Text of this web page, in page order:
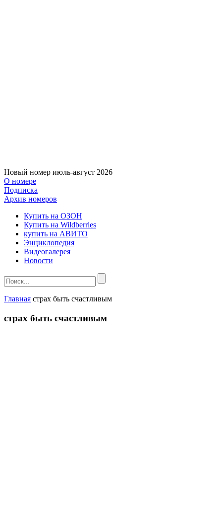
Новый номер июль-август 2026
О номере
Подписка
Архив номеров
Купить на ОЗОН
Купить на Wildberries
купить на АВИТО
Энциклопедия
Видеогалерея
Новости
Главная страх быть счастливым
страх быть счастливым